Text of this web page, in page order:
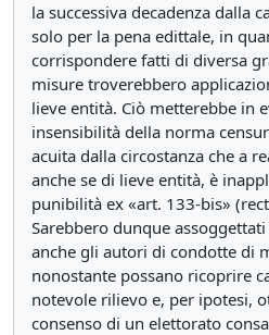
la successiva decadenza dalla
solo per la pena edittale, in
corrispondere fatti di diversa
misure troverebbero
lieve entità. Ciò metterebbe in
insensibilità della norma
acuita dalla circostanza che a
anche se di lieve entità, è
punibilità ex «art. 133-bis»
Sarebbero dunque
anche gli autori di condotte di
nonostante possano ricoprire
notevole rilievo e, per ipotesi,
consenso di un elettorato